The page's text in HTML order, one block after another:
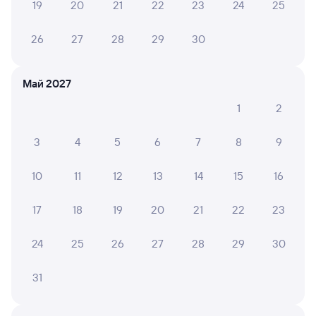
Частые вопросы
на другой поезд?
Как вернуть билет?
пассажира?
бухгалтерии?
19 20 21 22 23 24 25
26 27 28 29 30
Май 2027
1
2
3 4 5 6 7 8 9
10 11 12 13 14 15 16
17 18 19 20 21 22 23
24 25 26 27 28 29 30
31